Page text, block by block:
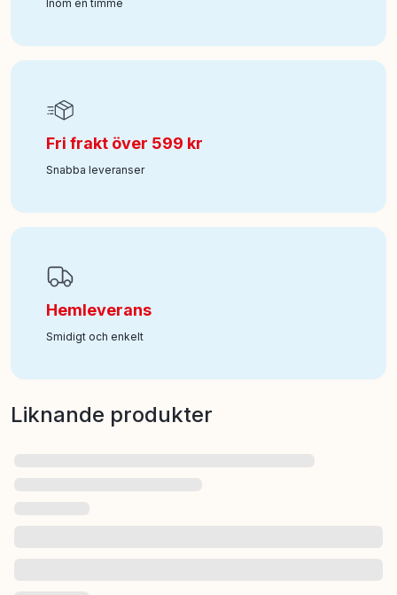
Inom en timme
Fri frakt över 599 kr
Snabba leveranser
Hemleverans
Smidigt och enkelt
Liknande produkter